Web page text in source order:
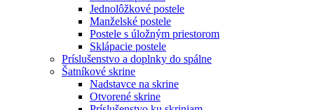
Jednolôžkové postele
Manželské postele
Postele s úložným priestorom
Sklápacie postele
Príslušenstvo a doplnky do spálne
Šatníkové skrine
Nadstavce na skrine
Otvorené skrine